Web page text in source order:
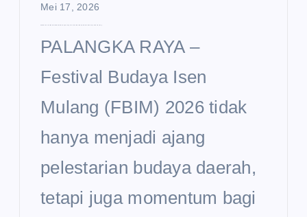
Mei 17, 2026
PALANGKA RAYA –
Festival Budaya Isen
Mulang (FBIM) 2026 tidak
hanya menjadi ajang
pelestarian budaya daerah,
tetapi juga momentum bagi